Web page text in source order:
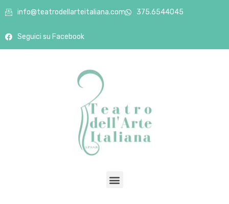
info@teatrodellarteitaliana.com 375.6544045
Seguici su Facebook